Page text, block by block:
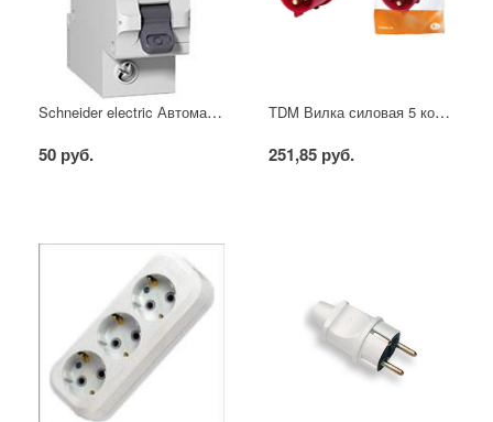
Schneider electric Автоматический выключатель 1/40А
50 руб.
TDM Вилка силовая 5 контактов 16А 380В IP44
251,85 руб.